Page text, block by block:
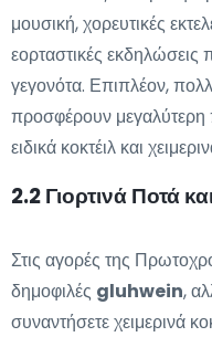
μουσική, χορευτικές
εορταστικές
γεγονότα. Επιπλέον,
προσφέρουν μεγαλύτερη
ειδικά κοκτέιλ και
2.2 Γιορτινά Ποτά
Στις αγορές της
δημοφιλές gluhwein,
συναντήσετε χειμερινά